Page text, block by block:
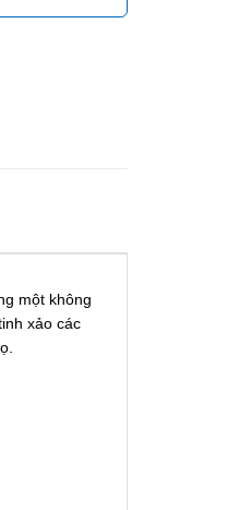
một không
xảo các